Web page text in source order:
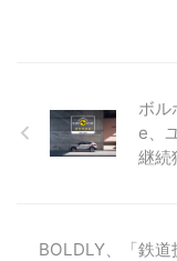
ボル
e、
継続
BOLDLY、「鉄